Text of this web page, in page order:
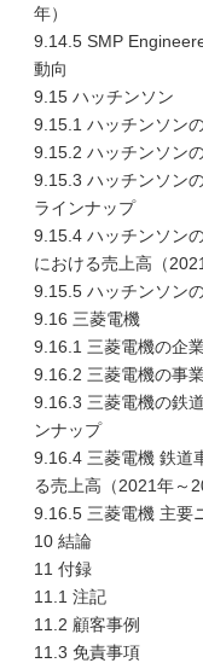
年）
9.14.5 SMP
動向
9.15 ハッチンソン
9.15.1 ハッチンソン
9.15.2 ハッチンソン
9.15.3 ハッチンソン
ラインナップ
9.15.4 ハッチンソン
における売上高（
9.15.5 ハッチンソン
9.16 三菱電機
9.16.1 三菱電機の企
9.16.2 三菱電機の事
9.16.3 三菱電機の鉄
ンナップ
9.16.4 三菱電機 鉄道
る売上高（2021年～
9.16.5 三菱電機 主要
10 結論
11 付録
11.1 注記
11.2 顧客事例
11.3 免責事項